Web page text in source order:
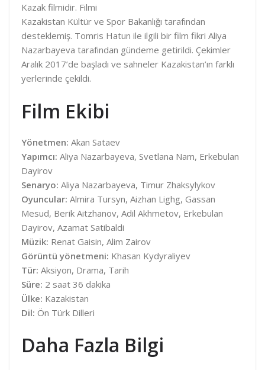
Kazak filmidir. Filmi
Kazakistan Kültür ve Spor Bakanlığı tarafından
desteklemiş. Tomris Hatun ile ilgili bir film fikri Aliya
Nazarbayeva tarafından gündeme getirildi. Çekimler
Aralık 2017’de başladı ve sahneler Kazakistan’ın farklı
yerlerinde çekildi.
Film Ekibi
Yönetmen: Akan Sataev
Yapımcı: Aliya Nazarbayeva, Svetlana Nam, Erkebulan
Dayirov
Senaryo: Aliya Nazarbayeva, Timur Zhaksylykov
Oyuncular: Almira Tursyn, Aizhan Lighg, Gassan
Mesud, Berik Aitzhanov, Adil Akhmetov, Erkebulan
Dayirov, Azamat Satibaldi
Müzik: Renat Gaisin, Alim Zairov
Görüntü yönetmeni: Khasan Kydyraliyev
Tür: Aksiyon, Drama, Tarih
Süre: 2 saat 36 dakika
Ülke: Kazakistan
Dil: Ön Türk Dilleri
Daha Fazla Bilgi